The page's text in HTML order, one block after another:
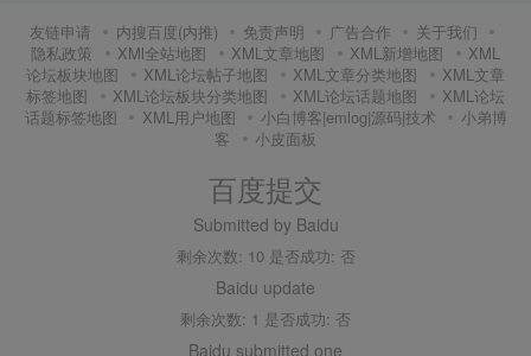
友链申请 内搜百度(内推) 免责声明 广告合作
关于我们
隐私政策
XMl全站地图 XML文章地图 XML新增地图
XML
论坛板块地图
XML论坛帖子地图 XML文章分类地图
XML文章
标签地图
XML论坛板块分类地图 XML论坛话题地图
XML论坛
话题标签地图
XML用户地图 小白博客|emlog|源码|技术
小弟博
客
小皮面板
百度提交
Submitted by Baidu
剩余次数: 10 是否成功: 否
Baidu update
剩余次数: 1 是否成功: 否
Baidu submitted one